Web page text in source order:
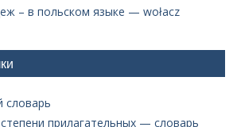
– в польском языке — wołacz
словарь
прилагательных — словарь